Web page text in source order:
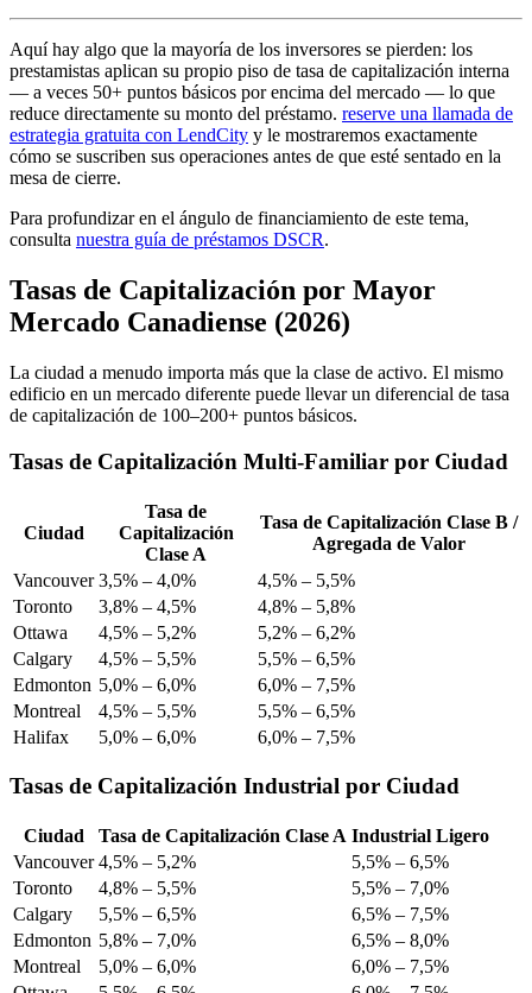
Aquí hay algo que la mayoría de los inversores se pierden: los
prestamistas aplican su propio piso de tasa de capitalización interna
— a veces 50+ puntos básicos por encima del mercado — lo que
reduce directamente su monto del préstamo. reserve una llamada de
estrategia gratuita con LendCity y le mostraremos exactamente
cómo se suscriben sus operaciones antes de que esté sentado en la
mesa de cierre.
Para profundizar en el ángulo de financiamiento de este tema,
consulta nuestra guía de préstamos DSCR.
Tasas de Capitalización por Mayor
Mercado Canadiense (2026)
La ciudad a menudo importa más que la clase de activo. El mismo
edificio en un mercado diferente puede llevar un diferencial de tasa
de capitalización de 100–200+ puntos básicos.
Tasas de Capitalización Multi-Familiar por Ciudad
Ciudad
Tasa de
Capitalización
Clase A
Tasa de Capitalización Clase B /
Agregada de Valor
Vancouver 3,5% – 4,0%
4,5% – 5,5%
Toronto
3,8% – 4,5%
4,8% – 5,8%
Ottawa
4,5% – 5,2%
5,2% – 6,2%
Calgary
4,5% – 5,5%
5,5% – 6,5%
Edmonton 5,0% – 6,0%
6,0% – 7,5%
Montreal
4,5% – 5,5%
5,5% – 6,5%
Halifax
5,0% – 6,0% 6,0% – 7,5%
Tasas de Capitalización Industrial por Ciudad
Ciudad Tasa de Capitalización Clase A Industrial Ligero
Vancouver 4,5% – 5,2%
5,5% – 6,5%
Toronto
4,8% – 5,5%
5,5% – 7,0%
Calgary
5,5% – 6,5%
6,5% – 7,5%
Edmonton 5,8% – 7,0%
6,5% – 8,0%
Montreal
5,0% – 6,0%
6,0% – 7,5%